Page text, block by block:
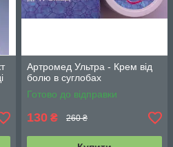
Артромед Ультра - Крем від
болю в суглобах
Готово до відправки
130 ₴ 260 ₴